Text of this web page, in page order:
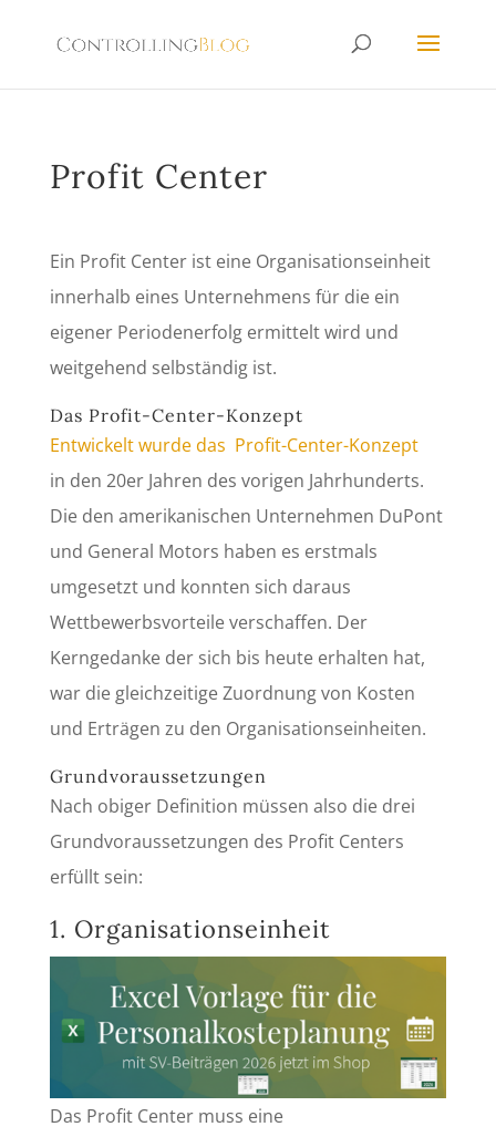
Profit Center
Ein Profit Center ist eine Organisationseinheit
innerhalb eines Unternehmens für die ein
eigener Periodenerfolg ermittelt wird und
weitgehend selbständig ist.
Das Profit-Center-Konzept
Entwickelt wurde das Profit-Center-Konzept
in den 20er Jahren des vorigen Jahrhunderts.
Die den amerikanischen Unternehmen DuPont
und General Motors haben es erstmals
umgesetzt und konnten sich daraus
Wettbewerbsvorteile verschaffen. Der
Kerngedanke der sich bis heute erhalten hat,
war die gleichzeitige Zuordnung von Kosten
und Erträgen zu den Organisationseinheiten.
Grundvoraussetzungen
Nach obiger Definition müssen also die drei
Grundvoraussetzungen des Profit Centers
erfüllt sein:
1. Organisationseinheit
Das Profit Center muss eine